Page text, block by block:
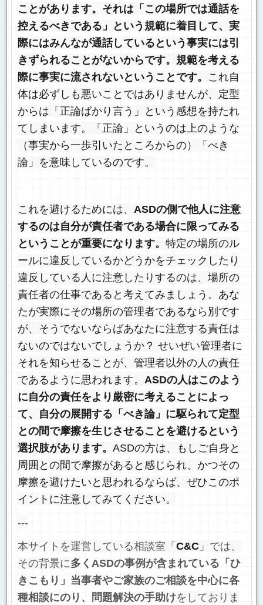
ことがあります。それは「この場所では通話を
控えるべきである」という規範に着目して、実
際にはみんなが通話しているという事実には引
きずられることがないからです。規範を考える
際に事実に流されないということです。 これ自
体は必ずしも悪いことではありませんが、定型
からは「正論ばかり言う」という感想を持たれ
てしまいます。「正論」というのは上のような
（事実から一歩引いたところからの）「べき
論」を意味しているのです。
これを避けるためには、 ASDの側で他人に注意
するのは自分が責任者である場合に限ってみる
ということが重要になります。 特定の場所のル
ールに違反しているかどうかをチェックしたり
違反している人に注意したりするのは、場所の
責任者の仕事であると考えてみましょう。あな
たが実際にその場所の管理者であるなら別です
が、そうでないならばあなたに注意する責任は
ないのではないでしょうか？ せいぜい管理者に
それを知らせることが、管理者以外の人の責任
であるように思われます。 ASDの人はこのよう
に自分の責任をより厳密に考えることによっ
て、自分の展開する「べき論」に駆られて定型
との間で摩擦を生じさせることを避けるという
選択肢があります。 ASDの方は、もしご自身と
周囲との間で摩擦があると感じられ、かつその
摩擦を避けたいと思われるならば、ぜひこのポ
イントに注意してみてください。
---
本サイトを運営している相談室「C&C 」では、
その背景に多くASDの事例が含まれている「ひ
きこもり」当事者やご家族のご相談を中心に各
種相談にのり、問題解決の手助けをしておりま